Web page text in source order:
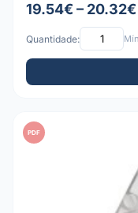
19.54€ – 20.32€
Quantidade:
PDF